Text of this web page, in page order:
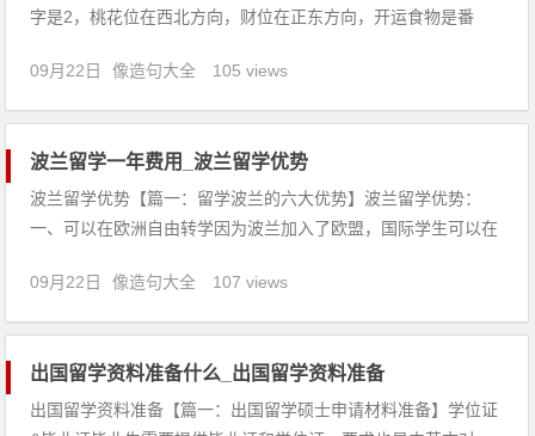
字是2，桃花位在西北方向，财位在正东方向，开运食物是番
明经过多次考验，可望成婚。2、梦见去要账，预示着你近期会
抱着学习的态度为人处事，这样令你受益匪浅，尤其是在阅读商
09月22日 像造句大全 105 views
波兰留学一年费用_波兰留学优势
波兰留学优势【篇一：留学波兰的六大优势】波兰留学优势：
一、可以在欧洲自由转学因为波兰加入了欧盟，国际学生可以在
同学科在波兰高校中的学费不相同，但是从整体上看，波兰高校
的学费要比美国和英国的高校都要低廉一些。例如波兰西里西亚
09月22日 像造句大全 107 views
出国留学资料准备什么_出国留学资料准备
出国留学资料准备【篇一：出国留学硕士申请材料准备】学位证